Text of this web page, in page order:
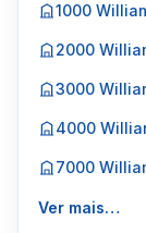
1000
2000
3000
4000
7000
Ver mais…